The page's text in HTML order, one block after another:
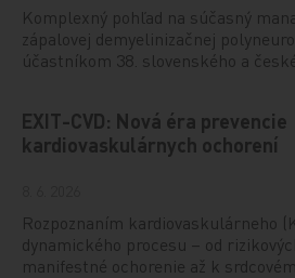
Komplexný pohľad na súčasný
zápalovej demyelinizačnej
účastníkom 38. slovenského a
EXIT-CVD: Nová éra prevencie
kardiovaskulárnych ochorení
Rozpoznaním kardiovaskulárneho
dynamického procesu – od
manifestné ochorenie až k